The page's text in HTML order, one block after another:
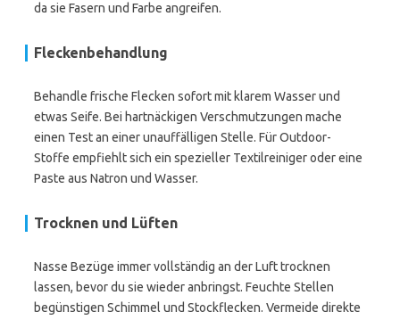
da sie Fasern und Farbe angreifen.
Fleckenbehandlung
Behandle frische Flecken sofort mit klarem Wasser und
etwas Seife. Bei hartnäckigen Verschmutzungen mache
einen Test an einer unauffälligen Stelle. Für Outdoor-
Stoffe empfiehlt sich ein spezieller Textilreiniger oder eine
Paste aus Natron und Wasser.
Trocknen und Lüften
Nasse Bezüge immer vollständig an der Luft trocknen
lassen, bevor du sie wieder anbringst. Feuchte Stellen
begünstigen Schimmel und Stockflecken. Vermeide direkte